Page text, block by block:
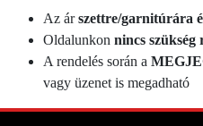
Az árszettre/garnitúrára
Oldalunkon nincs szükség
A rendelés során a
vagy üzenet is megadható